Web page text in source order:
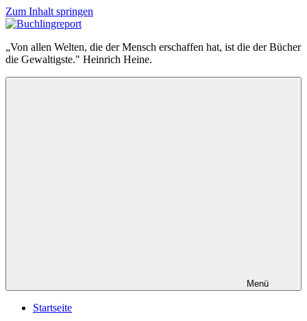
Zum Inhalt springen
Buchlingreport
„Von allen Welten, die der Mensch erschaffen hat, ist die der Bücher
die Gewaltigste." Heinrich Heine.
Menü
Startseite